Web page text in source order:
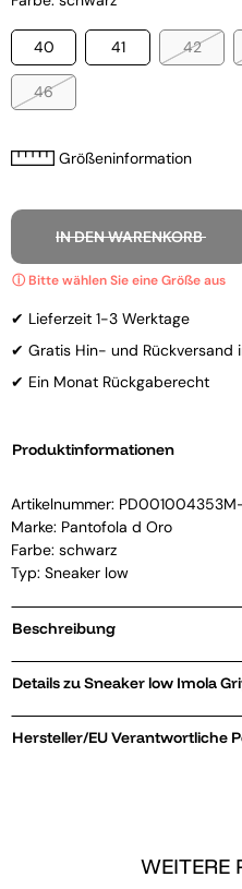
40 41 42
46
Größeninformation
IN DEN WARENKORB
✔ Lieferzeit 1-3 Werktage
✔ Gratis Hin- und Rückversand
✔ Ein Monat Rückgaberecht
Produktinformationen
Artikelnummer:
Marke: Pantofola d Oro
Farbe: schwarz
Typ: Sneaker low
Beschreibung
Details zu
Hersteller/EU Verantwortliche
WEITERE